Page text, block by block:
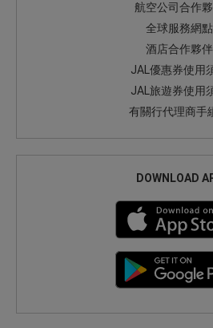
航空公司合作
全球服務網點
酒店合作夥伴
JAL優惠券使用
JAL旅遊券使用
有關行代理商手
DOWNLOAD